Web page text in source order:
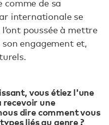
comme de sa
internationale se
poussée à mettre
son engagement et,
vous étiez l'une
recevoir une
dire comment vous
liés au genre ?